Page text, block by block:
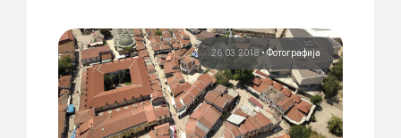
26.03.2018•Фотографија